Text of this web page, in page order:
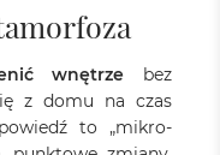
wnętrze bez
z domu na czas
to „mikro-